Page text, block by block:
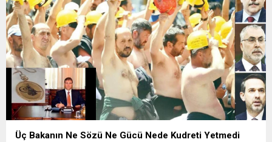
Üç Bakanın Ne Sözü Ne Gücü Nede Kudreti Yetmedi